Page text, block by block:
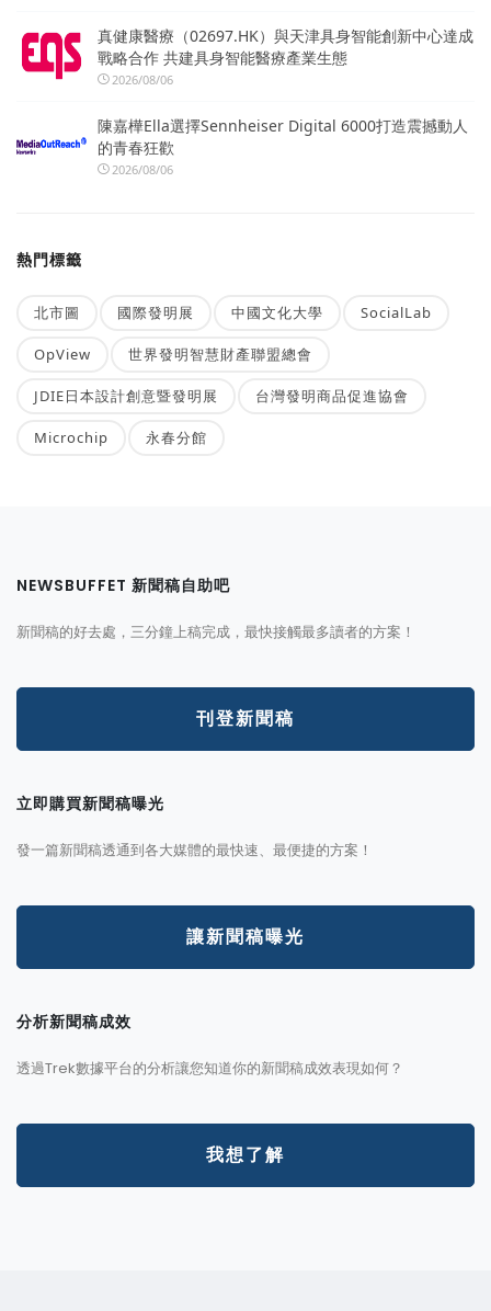
真健康醫療（02697.HK）與天津具身智能創新中心達成
戰略合作 共建具身智能醫療產業生態
2026/08/06
陳嘉樺Ella選擇Sennheiser Digital 6000打造震撼動人
的青春狂歡
2026/08/06
熱門標籤
北市圖 國際發明展 中國文化大學 SocialLab
OpView 世界發明智慧財產聯盟總會
JDIE日本設計創意暨發明展 台灣發明商品促進協會
Microchip 永春分館
NEWSBUFFET 新聞稿自助吧
新聞稿的好去處，三分鐘上稿完成，最快接觸最多讀者的方案！
刊登新聞稿
立即購買新聞稿曝光
發一篇新聞稿透通到各大媒體的最快速、最便捷的方案！
讓新聞稿曝光
分析新聞稿成效
透過Trek數據平台的分析讓您知道你的新聞稿成效表現如何？
我想了解